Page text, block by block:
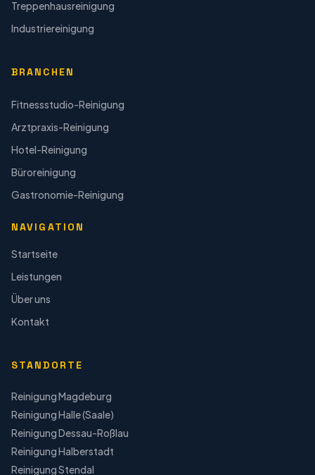
Treppenhausreinigung
Industriereinigung
BRANCHEN
Fitnessstudio-Reinigung
Arztpraxis-Reinigung
Hotel-Reinigung
Büroreinigung
Gastronomie-Reinigung
NAVIGATION
Startseite
Leistungen
Über uns
Kontakt
STANDORTE
ReinigungMagdeburg
ReinigungHalle (Saale)
ReinigungDessau-Roßlau
ReinigungHalberstadt
ReinigungStendal